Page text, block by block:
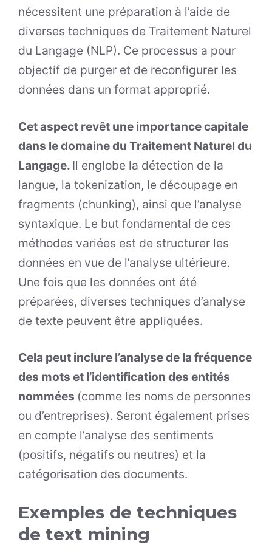
nécessitent une préparation à l’aide de
diverses techniques de Traitement Naturel
du Langage (NLP). Ce processus a pour
objectif de purger et de reconfigurer les
données dans un format approprié.
Cet aspect revêt une importance capitale
dans le domaine du Traitement Naturel du
Langage. Il englobe la détection de la
langue, la tokenization, le découpage en
fragments (chunking), ainsi que l’analyse
syntaxique. Le but fondamental de ces
méthodes variées est de structurer les
données en vue de l’analyse ultérieure.
Une fois que les données ont été
préparées, diverses techniques d’analyse
de texte peuvent être appliquées.
Cela peut inclure l’analyse de la fréquence
des mots et l’identification des entités
nommées (comme les noms de personnes
ou d’entreprises). Seront également prises
en compte l’analyse des sentiments
(positifs, négatifs ou neutres) et la
catégorisation des documents.
Exemples de techniques
de text mining